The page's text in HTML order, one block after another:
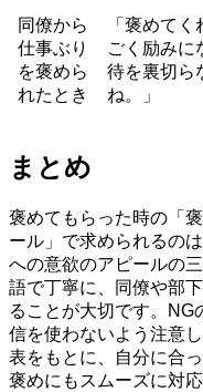
同僚から
仕事ぶり
を褒めら
れたとき
「褒めて
ごく励みに
待を裏切ら
ね。」
まとめ
褒めてもらった時の「
ール」で求められるの
への意欲のアピールの
語で丁寧に、同僚や部
ることが大切です。NG
信を使わないよう注意
表をもとに、自分に合
褒めにもスムーズに対